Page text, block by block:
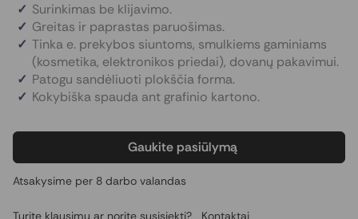
Surinkimas be klijavimo.
Greitas ir paprastas paruošimas.
Tinka e. prekybos siuntoms, smulkiems gaminiams
(kosmetika, elektronikos priedai), dovanų pakavimui.
Patogu sandėliuoti plokščia forma.
Kokybiška spauda ant grafinio kartono.
Gaukite pasiūlymą
Atsakysime per 8 darbo valandas
Turite klausimų ar norite susisiekti? Kontaktai